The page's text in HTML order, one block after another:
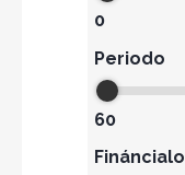
0
Periodo
60
Fináncialo